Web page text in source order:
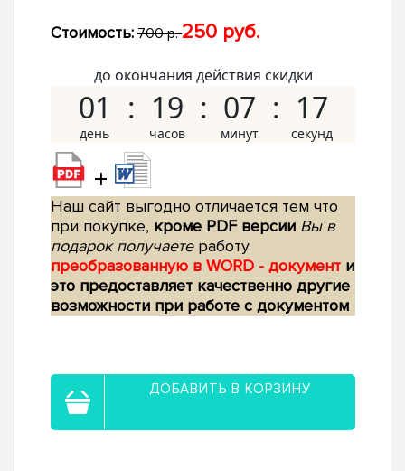
Стоимость: 700 р.250 руб.
до окончания действия скидки
01 19 07 16
+
Наш сайт выгодно отличается тем что
при покупке, кроме PDF версии Вы в
подарок получаетеработу
преобразованную в WORD - документ и
это предоставляет качественно другие
возможности при работе с документом
ДОБАВИТЬ В КОРЗИНУ